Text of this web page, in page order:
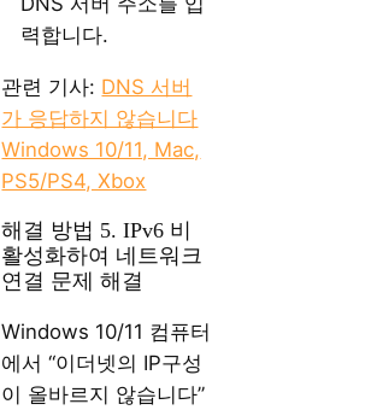
력합니다.
관련 기사: DNS 서버
가 응답하지 않습니다
Windows 10/11, Mac,
PS5/PS4, Xbox
해결 방법 5. IPv6 비
활성화하여 네트워크
연결 문제 해결
Windows 10/11 컴퓨터
에서 “이더넷의 IP구성
이 올바르지 않습니다”